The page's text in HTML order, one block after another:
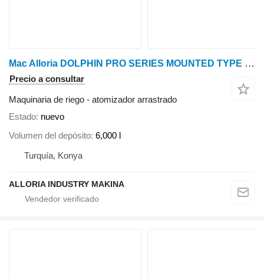
Mac Alloria DOLPHIN PRO SERIES MOUNTED TYPE TURBO ATOMIZER
Precio a consultar
Maquinaria de riego - atomizador arrastrado
Estado nuevo
Volumen del depósito 6,000 l
Turquía, Konya
ALLORIA INDUSTRY MAKINA